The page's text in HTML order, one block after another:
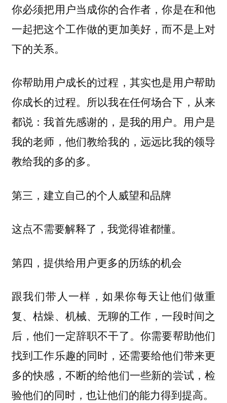
你必须把用户当成你的合作者，你是在和他
一起把这个工作做的更加美好，而不是上对
下的关系。
你帮助用户成长的过程，其实也是用户帮助
你成长的过程。所以我在任何场合下，从来
都说：我首先感谢的，是我的用户。用户是
我的老师，他们教给我的，远远比我的领导
教给我的多的多。
第三，建立自己的个人威望和品牌
这点不需要解释了，我觉得谁都懂。
第四，提供给用户更多的历练的机会
跟我们带人一样，如果你每天让他们做重
复、枯燥、机械、无聊的工作，一段时间之
后，他们一定辞职不干了。你需要帮助他们
找到工作乐趣的同时，还需要给他们带来更
多的快感，不断的给他们一些新的尝试，检
验他们的同时，也让他们的能力得到提高。